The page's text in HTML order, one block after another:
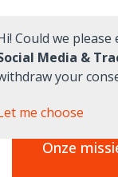
Home
Onze
Could we
Media &
your
me choose